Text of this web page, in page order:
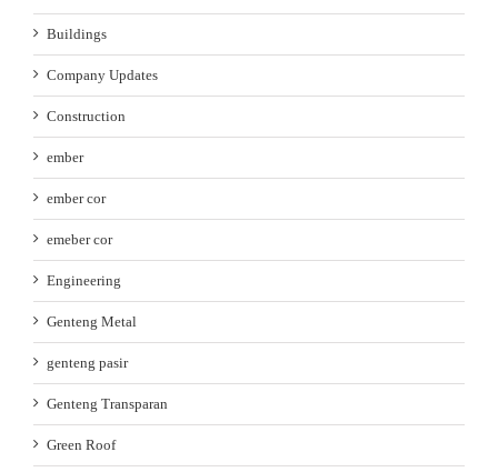
Buildings
Company Updates
Construction
ember
ember cor
emeber cor
Engineering
Genteng Metal
genteng pasir
Genteng Transparan
Green Roof